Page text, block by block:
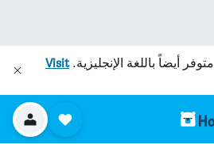
متوفر أيضاً باللغة الإنجليزية.Visit